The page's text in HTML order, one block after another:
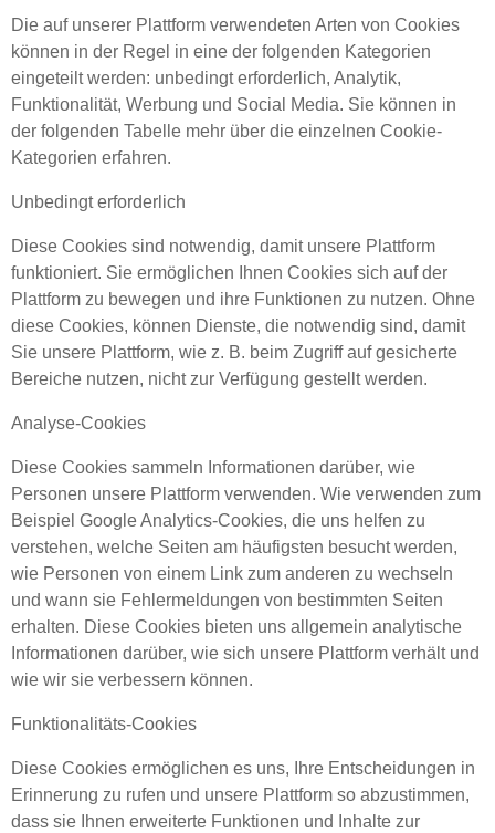
Die auf unserer Plattform verwendeten Arten von Cookies
können in der Regel in eine der folgenden Kategorien
eingeteilt werden: unbedingt erforderlich, Analytik,
Funktionalität, Werbung und Social Media. Sie können in
der folgenden Tabelle mehr über die einzelnen Cookie-
Kategorien erfahren.
Unbedingt erforderlich
Diese Cookies sind notwendig, damit unsere Plattform
funktioniert. Sie ermöglichen Ihnen Cookies sich auf der
Plattform zu bewegen und ihre Funktionen zu nutzen. Ohne
diese Cookies, können Dienste, die notwendig sind, damit
Sie unsere Plattform, wie z. B. beim Zugriff auf gesicherte
Bereiche nutzen, nicht zur Verfügung gestellt werden.
Analyse-Cookies
Diese Cookies sammeln Informationen darüber, wie
Personen unsere Plattform verwenden. Wie verwenden zum
Beispiel Google Analytics-Cookies, die uns helfen zu
verstehen, welche Seiten am häufigsten besucht werden,
wie Personen von einem Link zum anderen zu wechseln
und wann sie Fehlermeldungen von bestimmten Seiten
erhalten. Diese Cookies bieten uns allgemein analytische
Informationen darüber, wie sich unsere Plattform verhält und
wie wir sie verbessern können.
Funktionalitäts-Cookies
Diese Cookies ermöglichen es uns, Ihre Entscheidungen in
Erinnerung zu rufen und unsere Plattform so abzustimmen,
dass sie Ihnen erweiterte Funktionen und Inhalte zur